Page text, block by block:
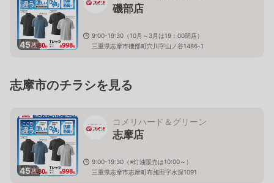
45枚
磯部店
9:00-19:30（10月～3月は19：00閉店）
三重県志摩市磯部町穴川字山ノ谷1486-1
志摩市のチラシを見る
45枚
コメリハード＆グリーン
志摩店
9:00-19:30（※灯油販売は10:00～）
三重県志摩市志摩町布施田字水深1091